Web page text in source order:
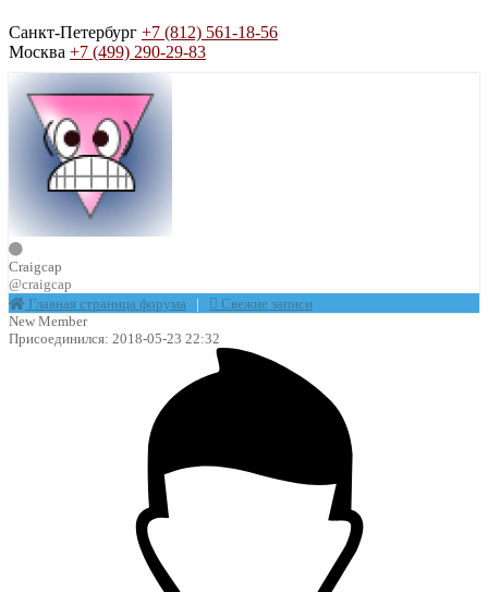
Санкт-Петербург +7 (812) 561-18-56
Москва +7 (499) 290-29-83
Craigcap
@craigcap
Главная страница форума |
Свежие записи
New Member
Присоединился: 2018-05-23 22:32